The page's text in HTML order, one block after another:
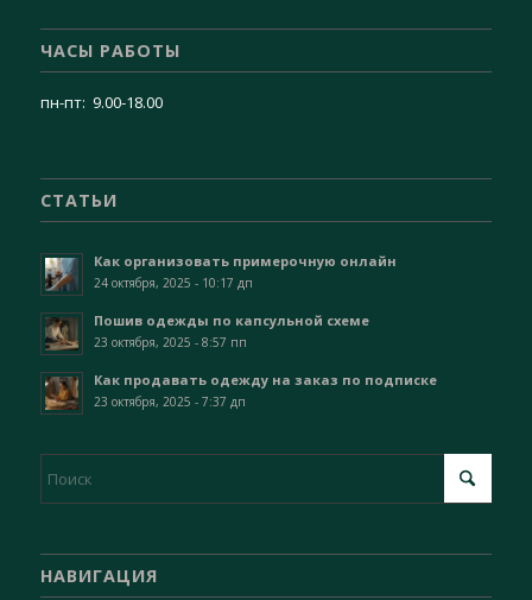
ЧАСЫ РАБОТЫ
пн-пт: 9.00-18.00
СТАТЬИ
Как организовать примерочную онлайн
24 октября, 2025 - 10:17 дп
Пошив одежды по капсульной схеме
23 октября, 2025 - 8:57 пп
Как продавать одежду на заказ по подписке
23 октября, 2025 - 7:37 дп
НАВИГАЦИЯ